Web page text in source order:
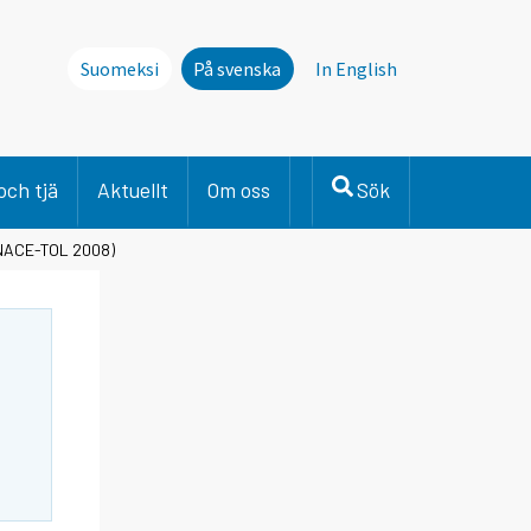
Suomeksi På svenska In English
tjä Aktuellt Om oss Sök
TOL 2008)